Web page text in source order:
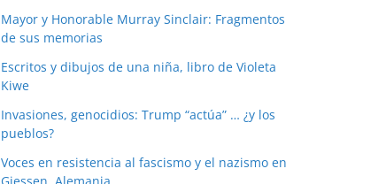
Mayor y Honorable Murray Sinclair: Fragmentos
de sus memorias
Escritos y dibujos de una niña, libro de Violeta
Kiwe
Invasiones, genocidios: Trump “actúa” … ¿y los
pueblos?
Voces en resistencia al fascismo y el nazismo en